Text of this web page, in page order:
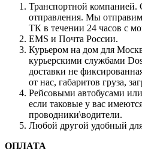
Транспортной
отправления. Мы
ТК в течении 24 часов с
EMS и Почта России.
Курьером на дом для
курьерскими службами
доставки не
от нас, габаритов груза,
Рейсовыми автобусами
если таковые у вас
проводники\водители.
Любой другой удобный
ОПЛАТА